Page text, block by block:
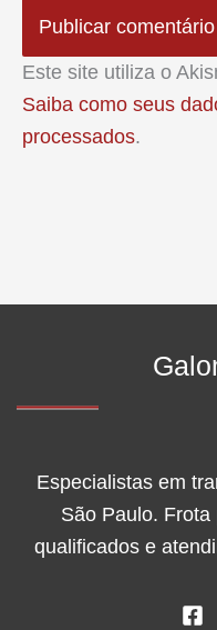
Este site utiliza o
Saiba como seus
processados.
Especialistas em
São Paulo.
qualificados e